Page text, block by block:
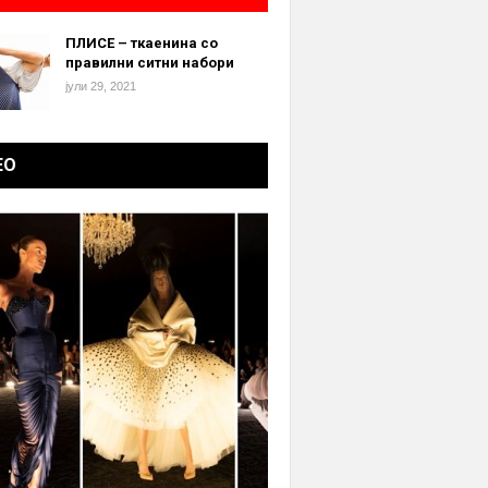
ПЛИСЕ – ткаенина со
правилни ситни набори
јули 29, 2021